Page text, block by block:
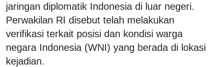
jaringan diplomatik Indonesia di luar negeri.
Perwakilan RI disebut telah melakukan
verifikasi terkait posisi dan kondisi warga
negara Indonesia (WNI) yang berada di lokasi
kejadian.